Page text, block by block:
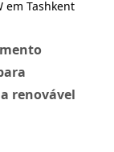
em Tashkent
renovável